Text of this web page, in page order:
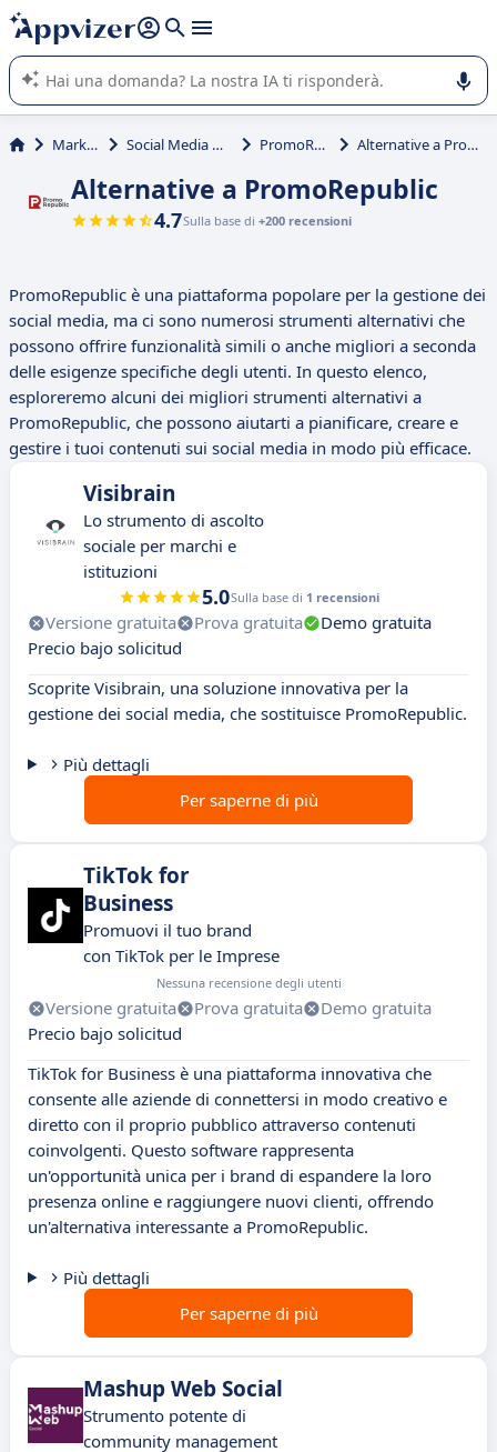
righe con
shift + enter
L'IA di Appvizer vi guida nell'utilizzo o nella scelta di un
software SaaS per la vostra azienda.
Marketing Social Media Marketing PromoRepublic Alternative a PromoRepublic
Alternative a PromoRepublic
4.7Sulla base di +200 recensioni
PromoRepublic è una piattaforma popolare per la gestione dei
social media, ma ci sono numerosi strumenti alternativi che
possono offrire funzionalità simili o anche migliori a seconda
delle esigenze specifiche degli utenti. In questo elenco,
esploreremo alcuni dei migliori strumenti alternativi a
PromoRepublic, che possono aiutarti a pianificare, creare e
gestire i tuoi contenuti sui social media in modo più efficace.
Visibrain
Lo strumento di ascolto
sociale per marchi e
istituzioni
5.0Sulla base di 1 recensioni
Versione gratuita Prova gratuita
Demo gratuita
Precio bajo solicitud
Scoprite Visibrain, una soluzione innovativa per la
gestione dei social media, che sostituisce PromoRepublic.
Più dettagli
Per saperne di più
TikTok for
Business
Promuovi il tuo brand
con TikTok per le Imprese
Nessuna recensione degli utenti
Versione gratuita Prova gratuita
Demo gratuita
Precio bajo solicitud
TikTok for Business è una piattaforma innovativa che
consente alle aziende di connettersi in modo creativo e
diretto con il proprio pubblico attraverso contenuti
coinvolgenti. Questo software rappresenta
un'opportunità unica per i brand di espandere la loro
presenza online e raggiungere nuovi clienti, offrendo
un'alternativa interessante a PromoRepublic.
Più dettagli
Per saperne di più
Mashup Web Social
Strumento potente di
community management